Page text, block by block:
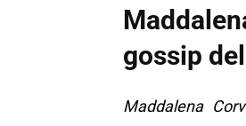
gossip
Maddalena